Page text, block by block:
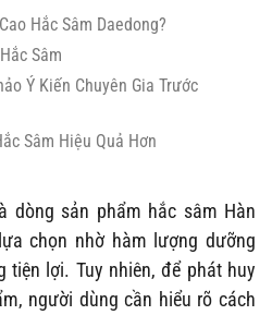
Hắc Sâm Daedong?
Sâm
Ý Kiến Chuyên Gia Trước
Sâm Hiệu Quả Hơn
dòng sản phẩm hắc sâm Hàn
chọn nhờ hàm lượng dưỡng
tiện lợi. Tuy nhiên, để phát huy
người dùng cần hiểu rõ cách